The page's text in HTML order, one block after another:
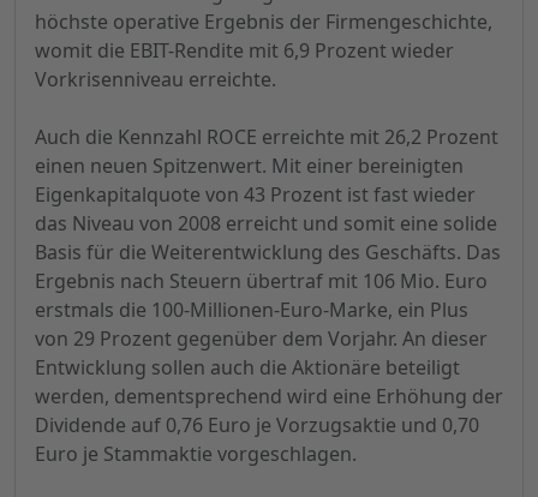
höchste operative Ergebnis der Firmengeschichte,
womit die EBIT-Rendite mit 6,9 Prozent wieder
Vorkrisenniveau erreichte.
Auch die Kennzahl ROCE erreichte mit 26,2 Prozent
einen neuen Spitzenwert. Mit einer bereinigten
Eigenkapitalquote von 43 Prozent ist fast wieder
das Niveau von 2008 erreicht und somit eine solide
Basis für die Weiterentwicklung des Geschäfts. Das
Ergebnis nach Steuern übertraf mit 106 Mio. Euro
erstmals die 100-Millionen-Euro-Marke, ein Plus
von 29 Prozent gegenüber dem Vorjahr. An dieser
Entwicklung sollen auch die Aktionäre beteiligt
werden, dementsprechend wird eine Erhöhung der
Dividende auf 0,76 Euro je Vorzugsaktie und 0,70
Euro je Stammaktie vorgeschlagen.